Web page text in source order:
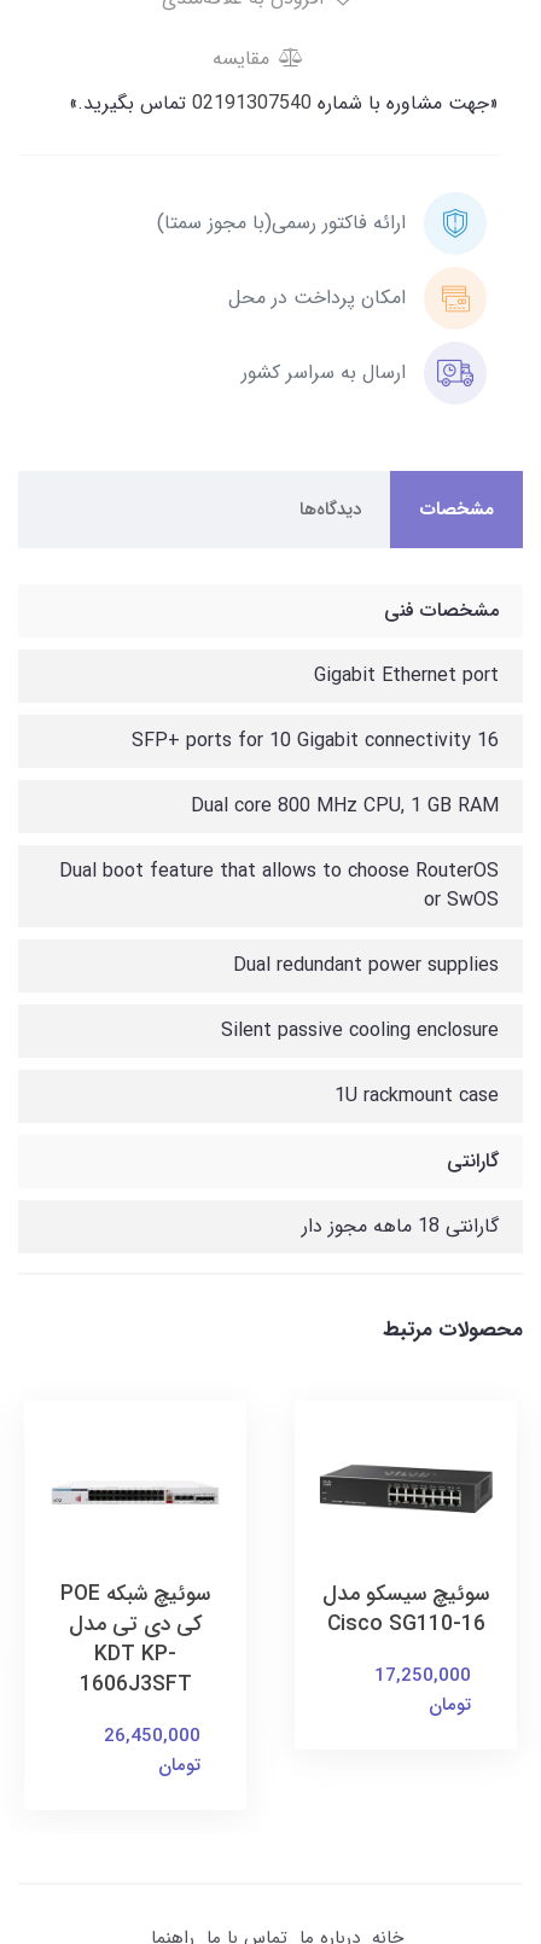
مقایسه
«جهت مشاوره با شماره 02191307540 تماس بگیرید.»
ارائه فاکتور رسمی(با مجوز سمتا)
امکان پرداخت در محل
ارسال به سراسر کشور
مشخصات دیدگاه‌ها
مشخصات فنی
Gigabit Ethernet port
16 SFP+ ports for 10 Gigabit connectivity
Dual core 800 MHz CPU, 1 GB RAM
Dual boot feature that allows to choose RouterOS
or SwOS
Dual redundant power supplies
Silent passive cooling enclosure
1U rackmount case
گارانتی
گارانتی 18 ماهه مجوز دار
محصولات مرتبط
سوئیچ سیسکو مدل
Cisco SG110-16
17,250,000
تومان
سوئیچ شبکه POE
کی دی تی مدل
KDT KP-
1606J3SFT
26,450,000
تومان